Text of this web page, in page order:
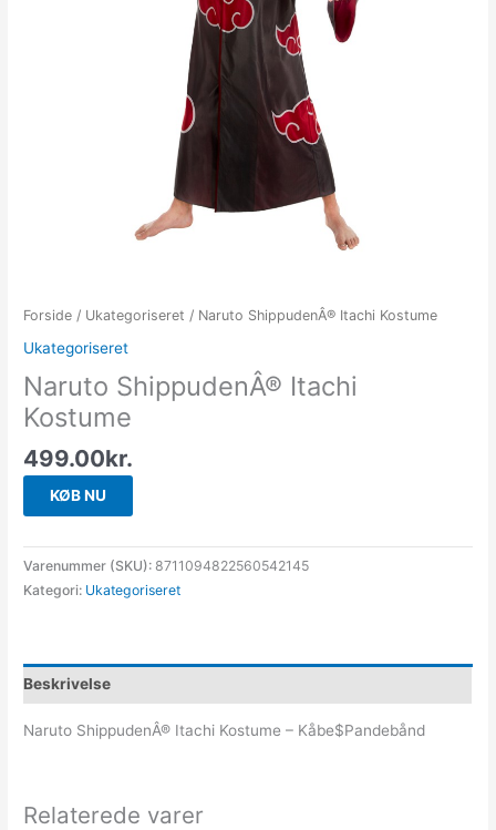
Forside / Ukategoriseret / Naruto ShippudenÂ® Itachi Kostume
Ukategoriseret
Naruto ShippudenÂ® Itachi
Kostume
499.00kr.
KØB NU
Varenummer (SKU):8711094822560542145
Kategori: Ukategoriseret
Beskrivelse
Naruto ShippudenÂ® Itachi Kostume – Kåbe$Pandebånd
Relaterede varer